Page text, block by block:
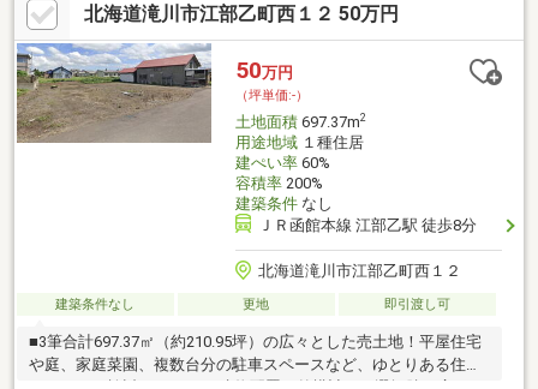
北海道滝川市江部乙町西１２ 50万円
50万円
（坪単価:-）
土地面積697.37m2
用途地域１種住居
建ぺい率60%
容積率200%
建築条件なし
ＪＲ函館本線 江部乙駅 徒歩8分
北海道滝川市江部乙町西１２
建築条件なし 更地 即引渡し可
■3筆合計697.37㎡（約210.95坪）の広々とした売土地！平屋住宅
や庭、家庭菜園、複数台分の駐車スペースなど、ゆとりある住ま